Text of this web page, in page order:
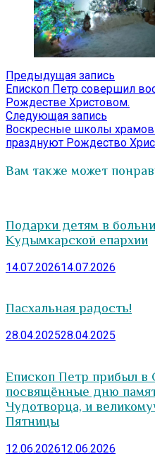
Навигация
по
записям
Предыдущая запись
запись:
Епископ Петр совершил
Рождестве Христовом.
Следующая запись
запись:
Воскресные школы
празднуют Рождество
Вам также может
Подарки детям в
Кудымкарской епархии
14.07.202614.07.2026
Пасхальная радость!
28.04.202528.04.2025
Епископ Петр прибыл в
посвящённые дню
Чудотворца, и
Пятницы
12.06.202612.06.2026